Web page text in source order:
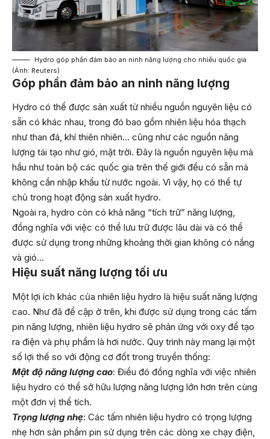
Hydro góp phần đảm bảo an ninh năng lượng cho nhiều quốc gia
(Ảnh: Reuters)
Góp phần đảm bảo an ninh năng lượng
Hydro có thể được sản xuất từ nhiều nguồn nguyên liệu có
sẵn có khác nhau, trong đó bao gồm nhiên liệu hóa thạch
như than đá, khí thiên nhiên… cũng như các nguồn năng
lượng tái tạo như gió, mặt trời. Đây là nguồn nguyên liệu mà
hầu như toàn bộ các quốc gia trên thế giới đều có sẵn mà
không cần nhập khẩu từ nước ngoài. Vì vậy, họ có thể tự
chủ trong hoạt động sản xuất hydro.
Ngoài ra, hydro còn có khả năng “tích trữ” năng lượng,
đồng nghĩa với việc có thể lưu trữ được lâu dài và có thể
được sử dụng trong những khoảng thời gian không có nắng
và gió…
Hiệu suất năng lượng tối ưu
Một lợi ích khác của nhiên liệu hydro là hiệu suất năng lượng
cao. Như đã đề cập ở trên, khi được sử dụng trong các tấm
pin năng lượng, nhiên liệu hydro sẽ phản ứng với oxy để tạo
ra điện và phụ phẩm là hơi nước. Quy trình này mang lại một
số lợi thế so với động cơ đốt trong truyền thống:
Mật độ năng lượng cao: Điều đó đồng nghĩa với việc nhiên
liệu hydro có thể sở hữu lượng năng lượng lớn hơn trên cùng
một đơn vị thể tích.
Trọng lượng nhẹ: Các tấm nhiên liệu hydro có trọng lượng
nhẹ hơn sản phẩm pin sử dụng trên các dòng xe chạy điện,